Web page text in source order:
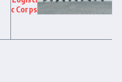
c Corps